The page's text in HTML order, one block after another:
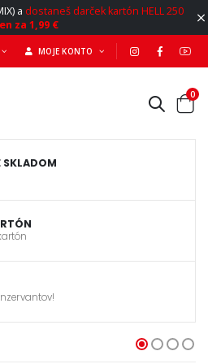
a dostaneš darček kartón HELL 250
za 1,99 €
MOJE KONTO
0
SKLADOM